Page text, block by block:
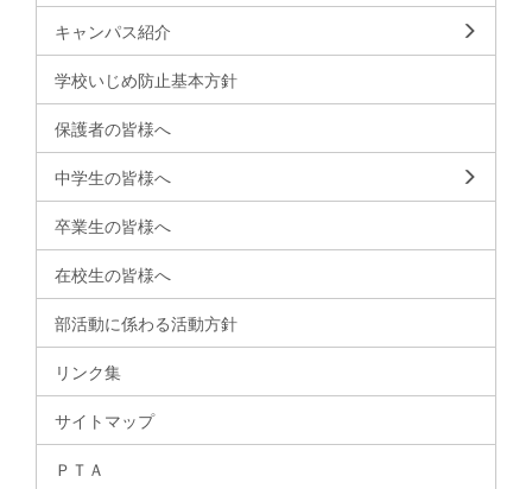
キャンパス紹介
学校いじめ防止基本方針
保護者の皆様へ
中学生の皆様へ
卒業生の皆様へ
在校生の皆様へ
部活動に係わる活動方針
リンク集
サイトマップ
ＰＴＡ